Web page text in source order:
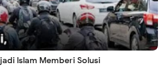
lslam Memberi Solusi